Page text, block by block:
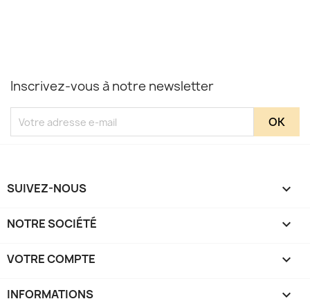
Inscrivez-vous à notre newsletter
SUIVEZ-NOUS 
NOTRE SOCIÉTÉ 
VOTRE COMPTE 
INFORMATIONS keyboard_arrow_down